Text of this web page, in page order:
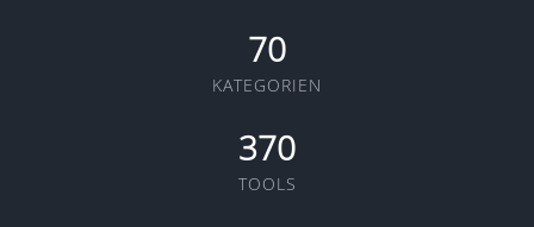
70
KATEGORIEN
370
TOOLS